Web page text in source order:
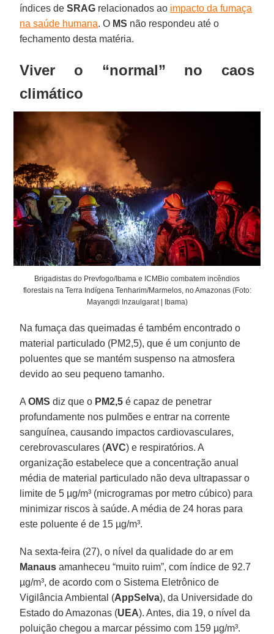
índices deSRAG relacionados ao impacto da fumaça
na saúde humana. O MS não respondeu até o
fechamento desta matéria.
Viver o “normal” no caos
climático
Brigadistas do Prevfogo/Ibama e ICMBio combatem incêndios
florestais na Terra Indígena Tenharim/Marmelos, no Amazonas (Foto:
Mayangdi Inzaulgarat | Ibama)
Na fumaça das queimadas é também encontrado o
material particulado (PM2,5), que é um conjunto de
poluentes que se mantém suspenso na atmosfera
devido ao seu pequeno tamanho.
AOMS diz que o PM2,5 é capaz de penetrar
profundamente nos pulmões e entrar na corrente
sanguínea, causando impactos cardiovasculares,
cerebrovasculares (AVC) e respiratórios. A
organização estabelece que a concentração anual
média de material particulado não deva ultrapassar o
limite de 5 µg/m³ (microgramas por metro cúbico) para
minimizar riscos à saúde. A média de 24 horas para
este poluente é de 15 µg/m³.
Na sexta-feira (27), o nível da qualidade do ar em
Manaus amanheceu “muito ruim”, com índice de 92.7
µg/m³, de acordo com o Sistema Eletrônico de
Vigilância Ambiental (AppSelva), da Universidade do
Estado do Amazonas (UEA). Antes, dia 19, o nível da
poluição chegou a marcar péssimo com 159 µg/m³.